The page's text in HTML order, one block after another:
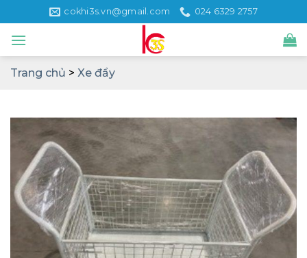
to
content
cokhi3s.vn@gmail.com 024 6329 2757
Trang chủ > Xe đẩy